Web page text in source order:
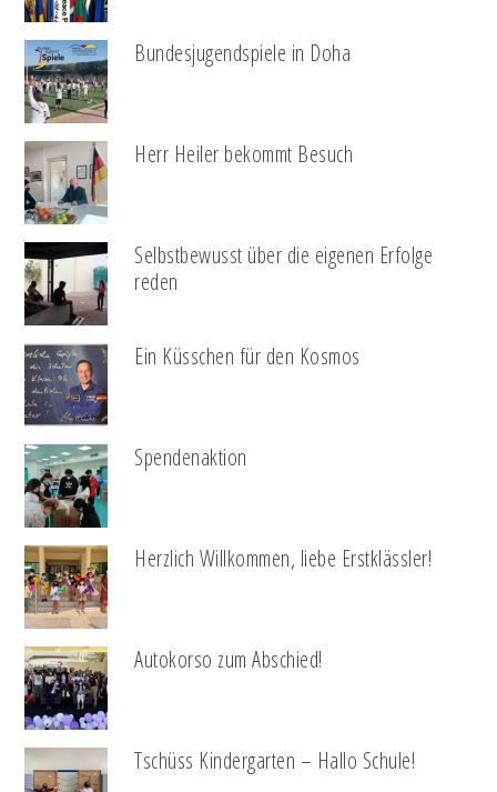
Bundesjugendspiele in Doha
Herr Heiler bekommt Besuch
Selbstbewusst über die eigenen Erfolge
reden
Ein Küsschen für den Kosmos
Spendenaktion
Herzlich Willkommen, liebe Erstklässler!
Autokorso zum Abschied!
Tschüss Kindergarten – Hallo Schule!